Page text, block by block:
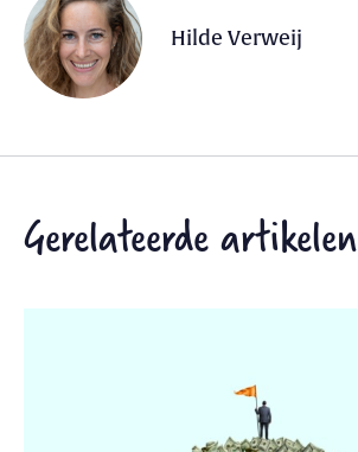
Hilde Verweij
Gerelateerde artikelen